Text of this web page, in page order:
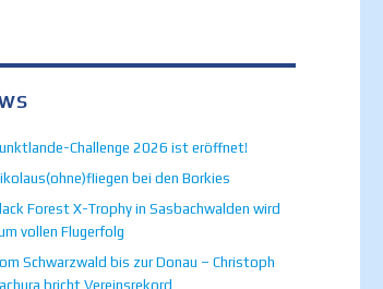
Challenge 2026 ist eröffnet!
bei den Borkies
Forest X-Trophy in Sasbachwalden wird
vollen Flugerfolg
Schwarzwald bis zur Donau – Christoph
bricht Vereinsrekord